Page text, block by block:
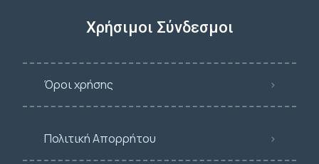
Χρήσιμοι Σύνδεσμοι
Όροι χρήσης
Πολιτική Απορρήτου